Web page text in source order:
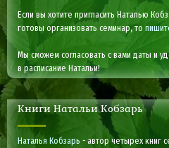
Если вы хотите пригласить Наталью
готовы организовать семинар, то
Мы сможем согласовать с вами даты и
в расписание Натальи!
Книги Натальи Кобзарь
Наталья Кобзарь - автор четырех книг